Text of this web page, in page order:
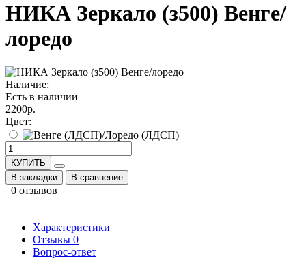
НИКА Зеркало (з500) Венге/
лоредо
Наличие:
Есть в наличии
2200р.
Цвет:
КУПИТЬ
В закладки
В сравнение
0 отзывов
Характеристики
Отзывы 0
Вопрос-ответ